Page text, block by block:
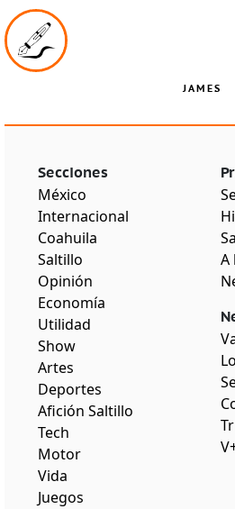
JAMES
Secciones
México
Internacional
Coahuila
Saltillo
Opinión
Economía
Utilidad
Show
Artes
Deportes
Afición Saltillo
Tech
Motor
Vida
Juegos
A